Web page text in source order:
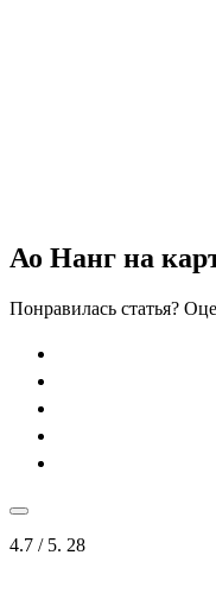
Ао Нанг на
Понравилась статья?
4.7 / 5. 28